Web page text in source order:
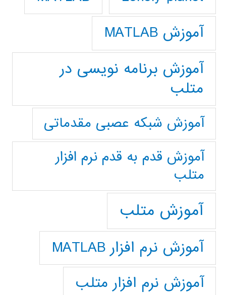
آموزش MATLAB
آموزش برنامه نویسی در
متلب
آموزش شبکه عصبی مقدماتی
آموزش قدم به قدم نرم افزار
متلب
آموزش متلب
آموزش نرم افزار MATLAB
آموزش نرم افزار متلب